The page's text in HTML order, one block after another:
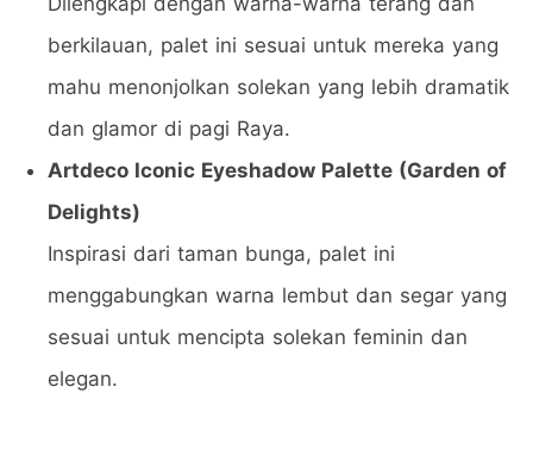
berkilauan, palet ini sesuai untuk mereka yang
mahu menonjolkan solekan yang lebih dramatik
dan glamor di pagi Raya.
Artdeco Iconic Eyeshadow Palette (Garden of
Delights)
Inspirasi dari taman bunga, palet ini
menggabungkan warna lembut dan segar yang
sesuai untuk mencipta solekan feminin dan
elegan.